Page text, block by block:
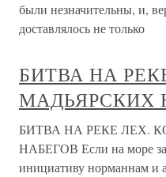
были незначительны, и,
доставлялось не только
БИТВА НА
МАДЬЯРСКИХ
БИТВА НА РЕКЕ ЛЕХ.
НАБЕГОВ Если на море
инициативу норманнам и